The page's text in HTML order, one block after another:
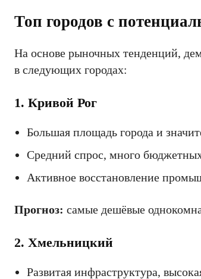
Топ городов с
На основе рыночных тенденций,
в следующих городах:
1. Кривой Рог
Большая площадь города и
Средний спрос, много
Активное восстановление
Прогноз: самые дешёвые
2. Хмельницкий
Развитая инфраструктура,